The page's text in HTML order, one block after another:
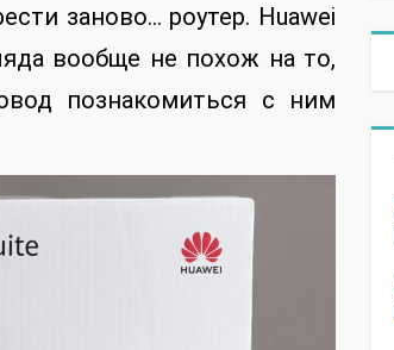
заново… роутер. Huawei
вообще не похож на то,
познакомиться с ним